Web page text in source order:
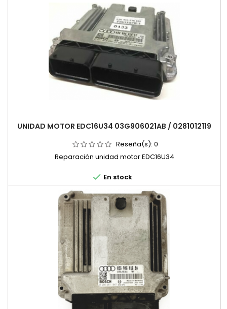
UNIDAD MOTOR EDC16U34 03G906021AB / 0281012119
Reseña(s): 0
Reparación unidad motor EDC16U34
 En stock